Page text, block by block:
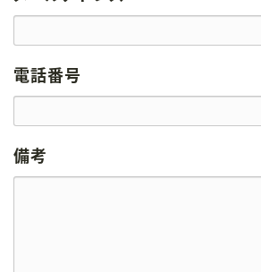
電話番号
備考